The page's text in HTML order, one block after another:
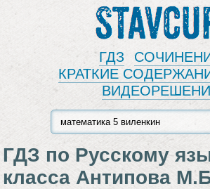
Stavcur
ГДЗ
КРАТКИЕ
ГДЗ по Русскому
класса Антипова